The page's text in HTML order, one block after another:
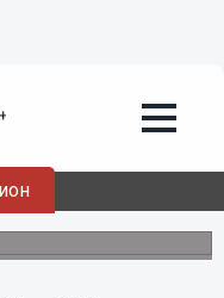
отследили
воды в
движение китов